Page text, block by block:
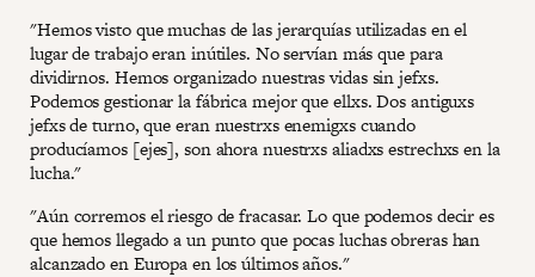
"Hemos visto que muchas de las jerarquías utilizadas en el
lugar de trabajo eran inútiles. No servían más que para
dividirnos. Hemos organizado nuestras vidas sin jefxs.
Podemos gestionar la fábrica mejor que ellxs. Dos antiguxs
jefxs de turno, que eran nuestrxs enemigxs cuando
producíamos [ejes], son ahora nuestrxs aliadxs estrechxs en la
lucha."
"Aún corremos el riesgo de fracasar. Lo que podemos decir es
que hemos llegado a un punto que pocas luchas obreras han
alcanzado en Europa en los últimos años."